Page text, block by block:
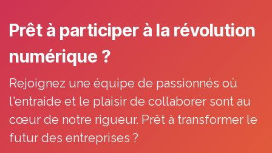
Prêt à participer à la révolution
numérique ?
Rejoignez une équipe de passionnés où
l'entraide et le plaisir de collaborer sont au
cœur de notre rigueur. Prêt à transformer le
futur des entreprises ?